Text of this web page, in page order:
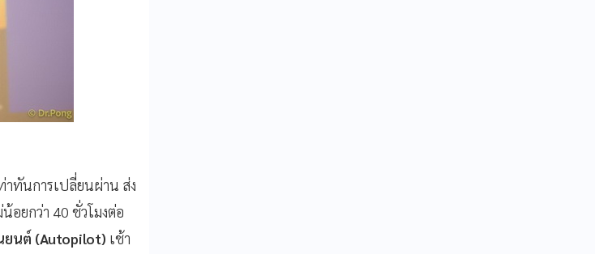
าทันการเปลี่ยนผ่าน ส่ง
อยกว่า 40 ชั่วโมงต่อ
ยนต์ (Autopilot) เช้า